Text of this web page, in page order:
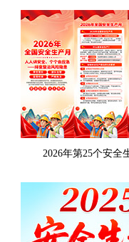
2026年第25个安全